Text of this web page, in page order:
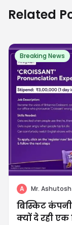
Related
Breaking News
A Mr. Ashutosh
बिस्किट
क्यों दे रही